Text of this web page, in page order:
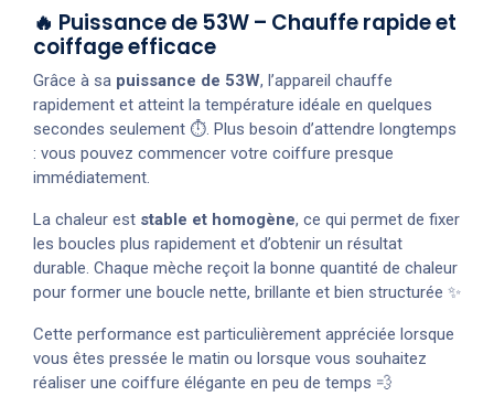
🔥 Puissance de 53W – Chauffe rapide et
coiffage efficace
Grâce à sa puissance de 53W, l’appareil chauffe
rapidement et atteint la température idéale en quelques
secondes seulement ⏱️. Plus besoin d’attendre longtemps
: vous pouvez commencer votre coiffure presque
immédiatement.
La chaleur est stable et homogène, ce qui permet de fixer
les boucles plus rapidement et d’obtenir un résultat
durable. Chaque mèche reçoit la bonne quantité de chaleur
pour former une boucle nette, brillante et bien structurée ✨
Cette performance est particulièrement appréciée lorsque
vous êtes pressée le matin ou lorsque vous souhaitez
réaliser une coiffure élégante en peu de temps 💨